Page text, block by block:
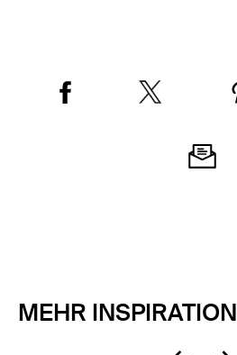
MEHR INSPIRATION